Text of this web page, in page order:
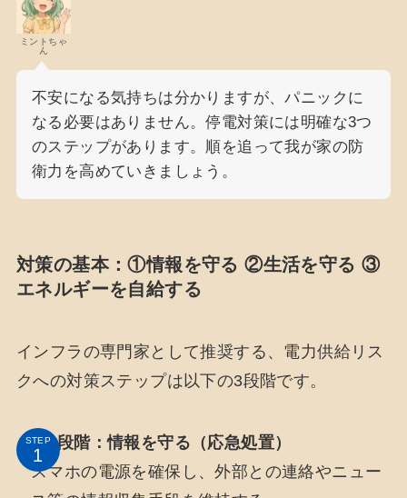
ミントちゃ
ん
不安になる気持ちは分かりますが、パニックに
なる必要はありません。停電対策には明確な3つ
のステップがあります。順を追って我が家の防
衛力を高めていきましょう。
対策の基本：①情報を守る ②生活を守る ③
エネルギーを自給する
インフラの専門家として推奨する、電力供給リス
クへの対策ステップは以下の3段階です。
STEP
第1段階：情報を守る（応急処置）
スマホの電源を確保し、外部との連絡やニュー